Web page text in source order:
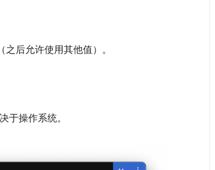
之后允许使用其他值）。
于操作系统。